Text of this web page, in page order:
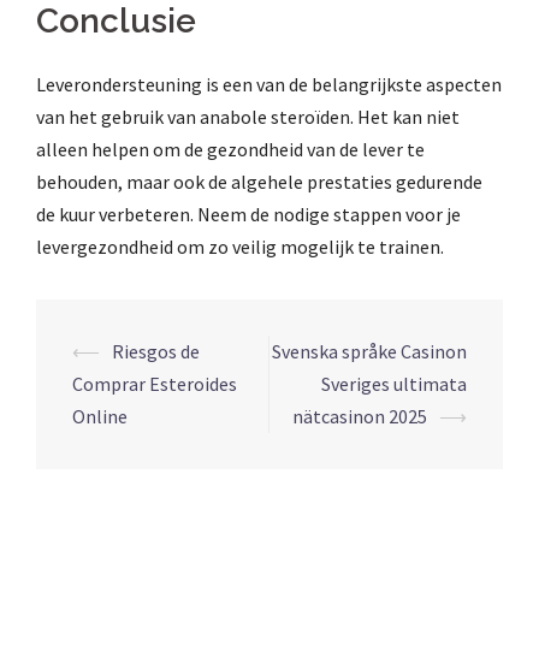
Conclusie
Leverondersteuning is een van de belangrijkste aspecten
van het gebruik van anabole steroïden. Het kan niet
alleen helpen om de gezondheid van de lever te
behouden, maar ook de algehele prestaties gedurende
de kuur verbeteren. Neem de nodige stappen voor je
levergezondheid om zo veilig mogelijk te trainen.
Navigation
d’article
⟵ Riesgos de
Comprar Esteroides
Online
Svenska språke Casinon
Sveriges ultimata
nätcasinon 2025 ⟶